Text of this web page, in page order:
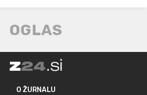
O ŽURNALU